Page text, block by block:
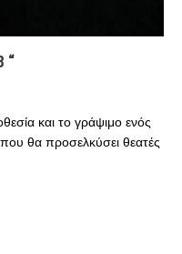
“
και το γράψιμο ενός
θα προσελκύσει θεατές